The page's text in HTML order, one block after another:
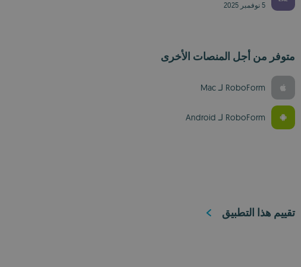
5 نوفمبر 2025
متوفر من أجل المنصات الأخرى
RoboForm لـ Mac‏
RoboForm لـ Android‏
تقييم هذا التطبيق